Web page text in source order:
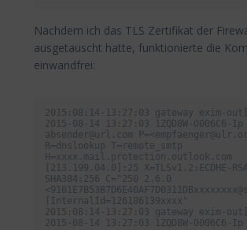
Nachdem ich das TLS Zertifikat der
ausgetauscht hatte, funktionierte die
einwandfrei:
2015:08:14-13:27:03 gateway exim-
2015-08-14 13:27:03 1ZQD8W-0006C6-Ip
absender@url.com
R=dnslookup T=remote_smtp
H=xxxx.mail.protection.outlook.com
[213.199.04.0]:25 X=TLSv1.2:ECDHE-
SHA384:256 C="250 2.6.0
[InternalId=126186139xxxx"
2015:08:14-13:27:03 gateway exim-
2015-08-14 13:27:03 1ZQD8W-0006C6-Ip